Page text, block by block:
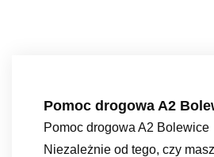
Pomoc drogowa A2
Pomoc drogowa A2 Bolewice
Niezależnie od tego, czy